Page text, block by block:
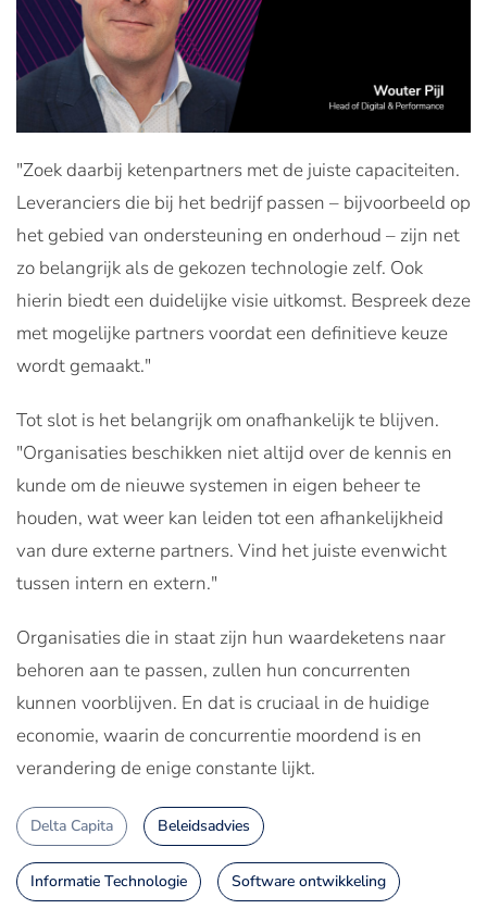
"Zoek daarbij ketenpartners met de juiste capaciteiten.
Leveranciers die bij het bedrijf passen – bijvoorbeeld op
het gebied van ondersteuning en onderhoud – zijn net
zo belangrijk als de gekozen technologie zelf. Ook
hierin biedt een duidelijke visie uitkomst. Bespreek deze
met mogelijke partners voordat een definitieve keuze
wordt gemaakt."
Tot slot is het belangrijk om onafhankelijk te blijven.
"Organisaties beschikken niet altijd over de kennis en
kunde om de nieuwe systemen in eigen beheer te
houden, wat weer kan leiden tot een afhankelijkheid
van dure externe partners. Vind het juiste evenwicht
tussen intern en extern."
Organisaties die in staat zijn hun waardeketens naar
behoren aan te passen, zullen hun concurrenten
kunnen voorblijven. En dat is cruciaal in de huidige
economie, waarin de concurrentie moordend is en
verandering de enige constante lijkt.
Delta Capita Beleidsadvies
Informatie Technologie Software ontwikkeling